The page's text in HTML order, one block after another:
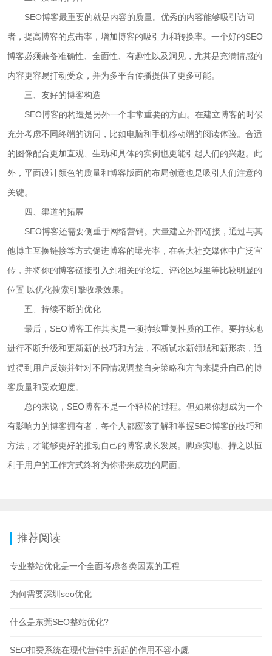
SEO博客最重要的就是内容的质量。优秀的内容能够吸引访问
者，提高博客的点击率，增加博客的吸引力和转换率。一个好的SEO
博客必须兼备准确性、全面性、有趣性以及洞见，尤其是充满情感的
内容更容易打动受众，并为多平台传播提供了更多可能。
三、友好的博客构造
SEO博客的构造是另外一个非常重要的方面。在建立博客的时候
充分考虑不同终端的访问，比如电脑和手机移动端的阅读体验。合适
的图像配合更加直观、生动和具体的实例也更能引起人们的兴趣。此
外，平面设计颜色的质量和博客版面的布局创意也是吸引人们注意的
关键。
四、渠道的拓展
SEO博客还需要侧重于网络营销。大量建立外部链接，通过与其
他博主互换链接等方式促进博客的曝光率，在各大社交媒体中广泛宣
传，并将你的博客链接引入到相关的论坛、评论区域里等比较明显的
位置 以优化搜索引擎收录效果。
五、持续不断的优化
最后，SEO博客工作其实是一项持续重复性质的工作。要持续地
进行不断升级和更新新的技巧和方法，不断试水新领域和新形态，通
过得到用户反馈并针对不同情况调整自身策略和方向来提升自己的博
客质量和受欢迎度。
总的来说，SEO博客不是一个轻松的过程。但如果你想成为一个
有影响力的博客拥有者，每个人都应该了解和掌握SEO博客的技巧和
方法，才能够更好的推动自己的博客成长发展。脚踩实地、持之以恒
利于用户的工作方式终将为你带来成功的局面。
推荐阅读
专业整站优化是一个全面考虑各类因素的工程
为何需要深圳seo优化
什么是东莞SEO整站优化?
SEO扣费系统在现代营销中所起的作用不容小觑